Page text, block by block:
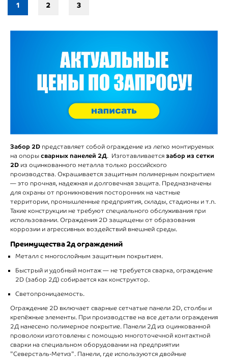
1 2 3
Забор 2D представляет собой ограждение из легко монтируемых
на опоры сварных панелей 2Д. Изготавливается забор из сетки
2D из оцинкованного металла только российского
производства. Окрашивается защитным полимерным покрытием
— это прочная, надежная и долговечная защита. Предназначены
для охраны от проникновения посторонних на частные
территории, промышленные предприятия, склады, стадионы и т.п.
Такие конструкции не требуют специального обслуживания при
использовании. Ограждения 2D защищены от образования
коррозии и агрессивных воздействий внешней среды.
Преимущества 2д ограждений
Металл с многослойным защитным покрытием.
Быстрый и удобный монтаж — не требуется сварка, ограждение
2D (забор 2Д) собирается как конструктор.
Светопроницаемость.
Ограждение 2D включает сварные сетчатые панели 2D, столбы и
крепёжные элементы. При производстве на все детали ограждения
2Д нанесено полимерное покрытие. Панели 2Д из оцинкованной
проволоки изготовлены с помощью многоточечной контактной
сварки на специальном оборудовании на предприятии
"Северсталь-Метиз". Панели, где используются двойные